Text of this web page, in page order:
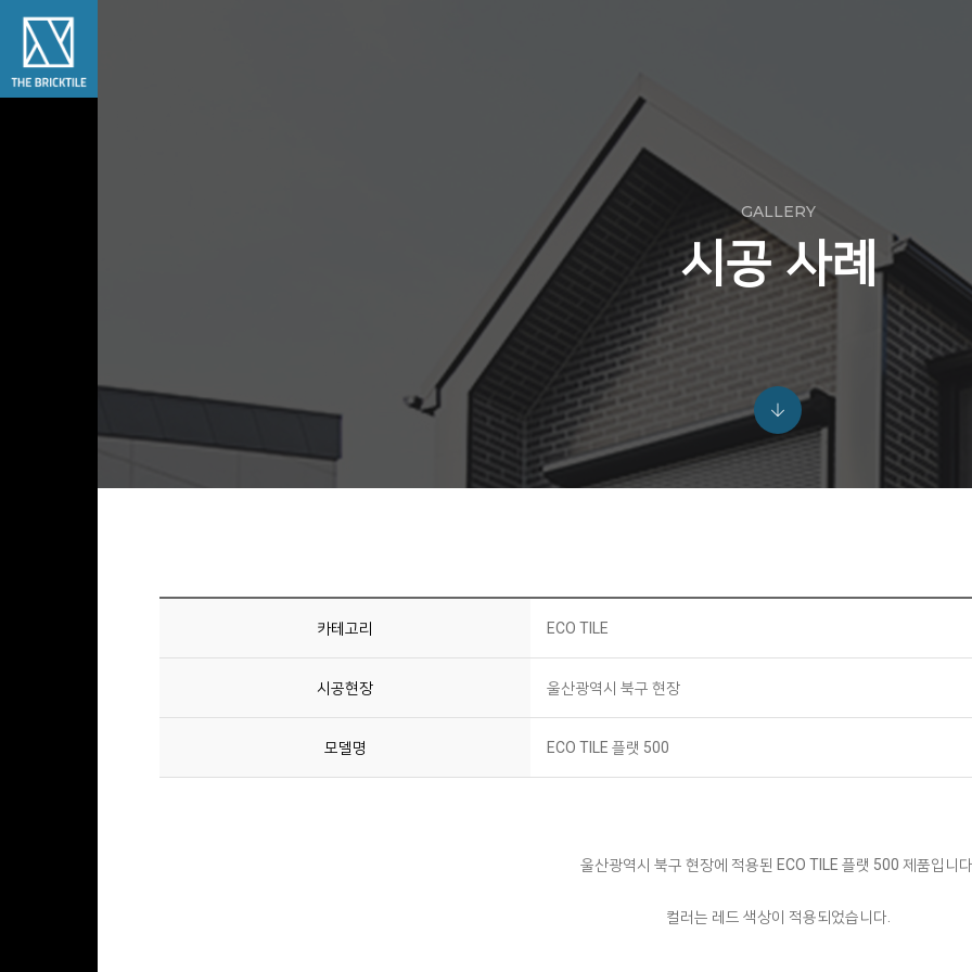
GALLERY
시공 사례
카테고리 ECO TILE
시공현장 울산광역시 북구 현장
모델명 ECO TILE 플랫 500
울산광역시 북구 현장에 적용된 ECO TILE 플랫 500 제품입니
컬러는 레드 색상이 적용되었습니다.